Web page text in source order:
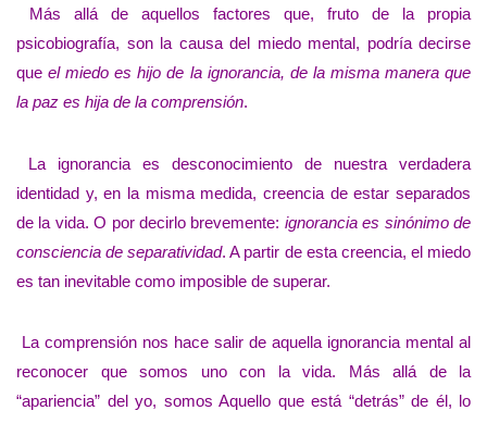
Más allá de aquellos factores que, fruto de la propia
psicobiografía, son la causa del miedo mental, podría decirse
queel miedo es hijo de la ignorancia, de la misma manera que
la paz es hija de la comprensión.
La ignorancia es desconocimiento de nuestra verdadera
identidad y, en la misma medida, creencia de estar separados
de la vida. O por decirlo brevemente: ignorancia es sinónimo de
consciencia de separatividad. A partir de esta creencia, el miedo
es tan inevitable como imposible de superar.
La comprensión nos hace salir de aquella ignorancia mental al
reconocer que somos uno con la vida. Más allá de la
“apariencia” del yo, somos Aquello que está “detrás” de él, lo